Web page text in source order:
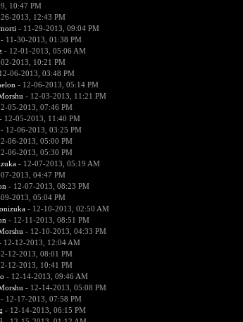
10:47 PM
2013, 12:43 PM
- 11-29-2013, 09:04 PM
11-30-2013, 01:38 PM
- 12-01-2013, 05:06 AM
2013, 10:21 PM
06-2013, 03:48 PM
- 12-06-2013, 05:14 PM
- 12-03-2013, 11:21 PM
05-2013, 07:46 PM
12-05-2013, 11:40 PM
12-06-2013, 03:25 PM
06-2013, 05:00 PM
06-2013, 05:30 PM
- 12-07-2013, 05:19 AM
2013, 04:47 PM
- 12-07-2013, 08:23 PM
2013, 05:04 PM
- 12-10-2013, 02:50 AM
- 12-11-2013, 08:51 PM
- 12-10-2013, 04:33 PM
12-12-2013, 12:04 AM
12-2013, 08:01 PM
12-2013, 10:41 PM
- 12-14-2013, 09:46 AM
- 12-14-2013, 05:08 PM
12-17-2013, 07:58 PM
- 12-14-2013, 06:15 PM